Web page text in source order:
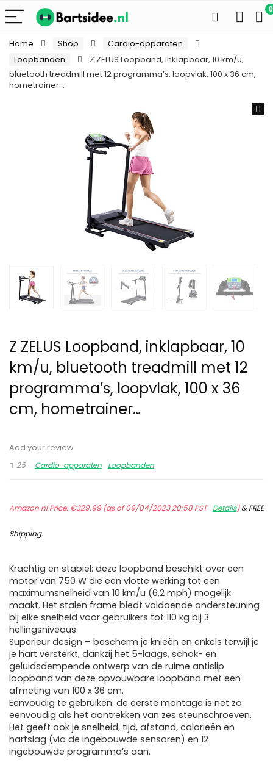
0
Home Shop
Cardio-apparaten
Loopbanden
Z ZELUS Loopband, inklapbaar, 10 km/u,
bluetooth treadmill met 12 programma’s, loopvlak, 100 x 36 cm,
hometrainer…
Z ZELUS Loopband, inklapbaar, 10
km/u, bluetooth treadmill met 12
programma’s, loopvlak, 100 x 36
cm, hometrainer…
Add your review
25
Cardio-apparaten Loopbanden
Amazon.nl Price:€329.99(as of 09/04/2023 20:58 PST- Details)&FREE
Shipping.
Krachtig en stabiel: deze loopband beschikt over een
motor van 750 W die een vlotte werking tot een
maximumsnelheid van 10 km/u (6,2 mph) mogelijk
maakt. Het stalen frame biedt voldoende ondersteuning
bij elke snelheid voor gebruikers tot 110 kg bij 3
hellingsniveaus.
Superieur design – bescherm je knieën en enkels terwijl je
je hart versterkt, dankzij het 5-laags, schok- en
geluidsdempende ontwerp van de ruime antislip
loopband van deze opvouwbare loopband met een
afmeting van 100 x 36 cm.
Eenvoudig te gebruiken: de eerste montage is net zo
eenvoudig als het aantrekken van zes steunschroeven.
Het geeft ook je snelheid, tijd, afstand, calorieën en
hartslag (via de ingebouwde sensoren) en 12
ingebouwde programma’s aan.